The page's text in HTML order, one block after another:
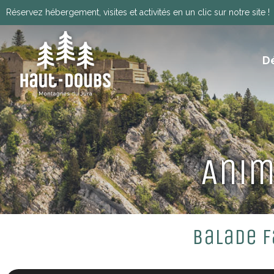
Réservez hébergement, visites et activités en un clic sur notre site !
Balade